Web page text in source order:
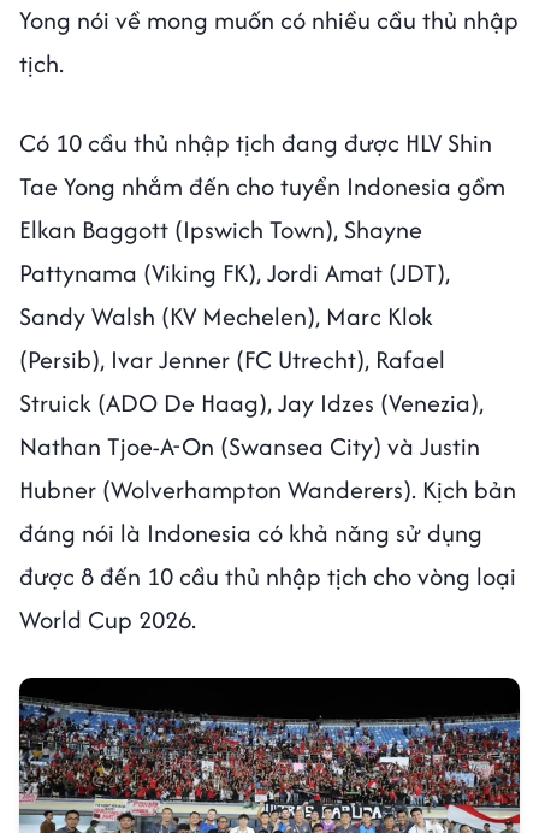
Yong nói về mong muốn có nhiều cầu thủ nhập
tịch.
Có 10 cầu thủ nhập tịch đang được HLV Shin
Tae Yong nhắm đến cho tuyển Indonesia gồm
Elkan Baggott (Ipswich Town), Shayne
Pattynama (Viking FK), Jordi Amat (JDT),
Sandy Walsh (KV Mechelen), Marc Klok
(Persib), Ivar Jenner (FC Utrecht), Rafael
Struick (ADO De Haag), Jay Idzes (Venezia),
Nathan Tjoe-A-On (Swansea City) và Justin
Hubner (Wolverhampton Wanderers). Kịch bản
đáng nói là Indonesia có khả năng sử dụng
được 8 đến 10 cầu thủ nhập tịch cho vòng loại
World Cup 2026.